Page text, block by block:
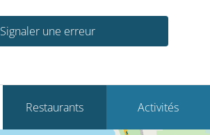
Signaler une erreur
Restaurants Activités